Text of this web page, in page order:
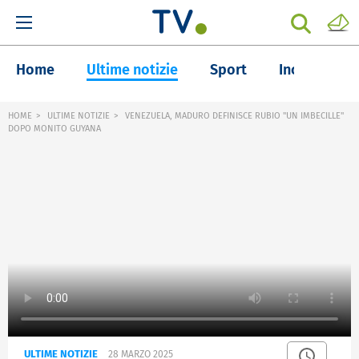
Home Ultime notizie Sport Inchieste
HOME ULTIME NOTIZIE
VENEZUELA, MADURO DEFINISCE RUBIO "UN IMBECILLE"
DOPO MONITO GUYANA
ULTIME NOTIZIE 28 MARZO 2025